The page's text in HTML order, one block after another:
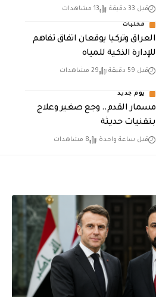
قبل 33 دقيقة 13 مشاهدات
محليات
العراق وتركيا يوقعان اتفاق تفاهم
للإدارة الذكية للمياه
قبل 59 دقيقة 29 مشاهدات
يوم جديد
مسمار القدم.. وجع صغير وعلاج
بتقنيات حديثة
قبل ساعة واحدة 8 مشاهدات